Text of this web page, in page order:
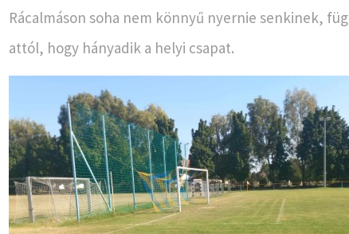
Rácalmáson soha nem könnyű nyernie senkinek,
attól, hogy hányadik a helyi csapat.